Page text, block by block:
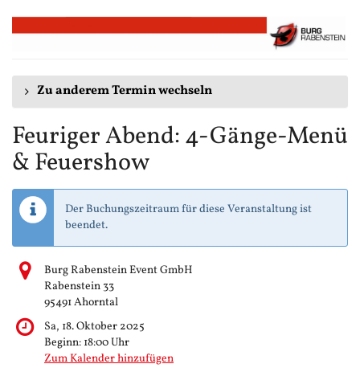
Zum
Haupt-
Zu anderem Termin wechseln
Feuriger Abend: 4-Gänge-Menü
& Feuershow
Der Buchungszeitraum für diese Veranstaltung ist
beendet.
Burg Rabenstein Event GmbH
Rabenstein 33
95491 Ahorntal
Sa, 18. Oktober 2025
Beginn: 18:00Uhr
Zum Kalender hinzufügen